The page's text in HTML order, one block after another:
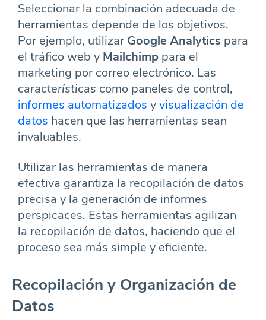
Seleccionar la combinación adecuada de
herramientas depende de los objetivos.
Por ejemplo, utilizar Google Analytics para
el tráfico web y Mailchimp para el
marketing por correo electrónico. Las
características como paneles de control,
informes automatizados yvisualización de
datos hacen que las herramientas sean
invaluables.
Utilizar las herramientas de manera
efectiva garantiza la recopilación de datos
precisa y la generación de informes
perspicaces. Estas herramientas agilizan
la recopilación de datos, haciendo que el
proceso sea más simple y eficiente.
Recopilación y Organización de
Datos